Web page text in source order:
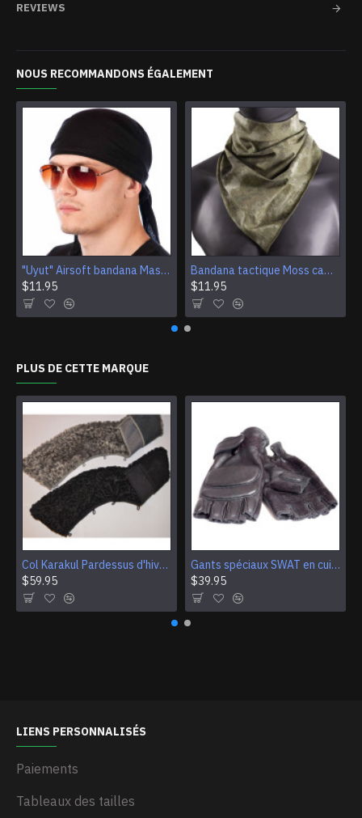
REVIEWS
NOUS RECOMMANDONS ÉGALEMENT
"Uyut" Airsoft bandana Masque tactique de camouflage polyvalent
$11.95
Bandana tactique Moss camouflage Bandeau multi-usage Camouflage Airsoft Masque facial
$11.95
PLUS DE CETTE MARQUE
Col Karakul Pardessus d'hiver des généraux et amiraux soviétiques Fourrure d'astrakan pour manteaux
$59.95
Gants spéciaux SWAT en cuir avec protection poing
$39.95
LIENS PERSONNALISÉS
Paiements
Tableaux des tailles